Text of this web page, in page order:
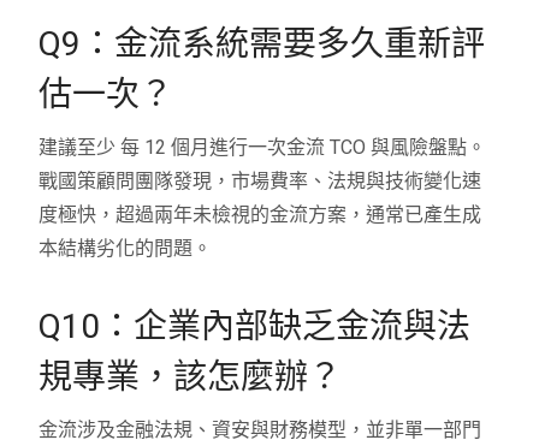
Q9：金流系統需要多久重新評
估一次？
建議至少 每 12 個月進行一次金流 TCO 與風險盤點。
戰國策顧問團隊發現，市場費率、法規與技術變化速
度極快，超過兩年未檢視的金流方案，通常已產生成
本結構劣化的問題。
Q10：企業內部缺乏金流與法
規專業，該怎麼辦？
金流涉及金融法規、資安與財務模型，並非單一部門